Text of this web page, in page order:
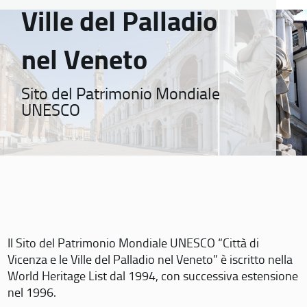
Ville del Palladio
nel Veneto
Sito del Patrimonio Mondiale
UNESCO
Il Sito del Patrimonio Mondiale UNESCO “Città di
Vicenza e le Ville del Palladio nel Veneto” è iscritto nella
World Heritage List dal 1994, con successiva estensione
nel 1996.